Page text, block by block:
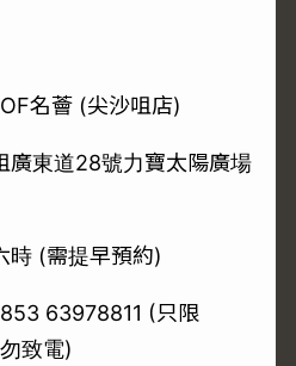
名薈 (尖沙咀店)
廣東道28號力寶太陽廣場
時 (需提早預約)
63978811 (只限
致電)